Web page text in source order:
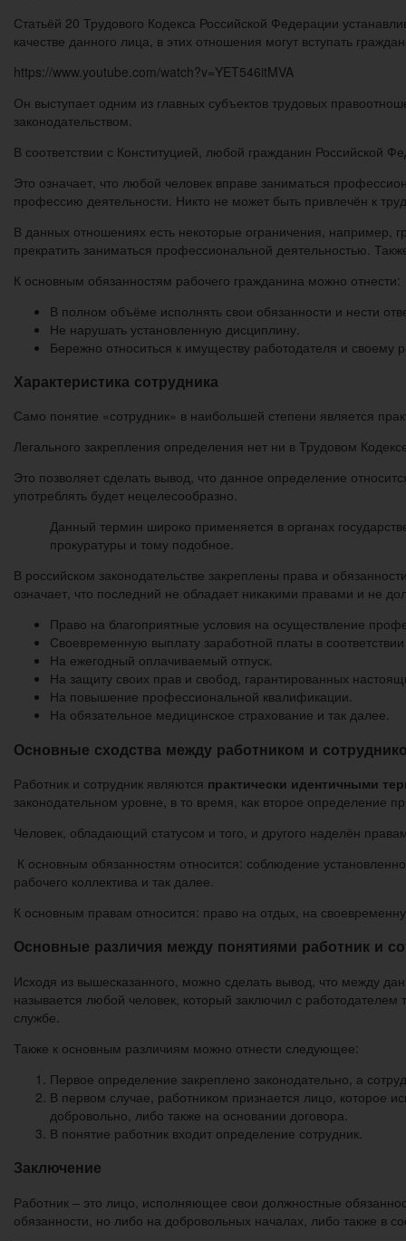
Статьёй 20 Трудового Кодекса Российской Федерации
качестве данного лица, в этих отношения могут вступать
https://www.youtube.com/watch?v=YET546itMVA
Он выступает одним из главных субъектов трудовых
законодательством.
В соответствии с Конституцией, любой гражданин Российской
Это означает, что любой человек вправе заниматься
профессию деятельности. Никто не может быть привлечён к
В данных отношениях есть некоторые ограничения, например,
прекратить заниматься профессиональной деятельностью.
К основным обязанностям рабочего гражданина можно отнести:
В полном объёме исполнять свои обязанности и нести
Не нарушать установленную дисциплину.
Бережно относиться к имуществу работодателя и своему
Характеристика сотрудника
Само понятие «сотрудник» в наибольшей степени является
Легального закрепления определения нет ни в Трудовом
Это позволяет сделать вывод, что данное определение
употреблять будет нецелесообразно.
Данный термин широко применяется в органах
прокуратуры и тому подобное.
В российском законодательстве закреплены права и
означает, что последний не обладает никакими правами и не
Право на благоприятные условия на осуществление
Своевременную выплату заработной платы в
На ежегодный оплачиваемый отпуск.
На защиту своих прав и свобод, гарантированных
На повышение профессиональной квалификации.
На обязательное медицинское страхование и так далее.
Основные сходства между работником и
Работник и сотрудник являются практически идентичными
законодательном уровне, в то время, как второе определение
Человек, обладающий статусом и того, и другого наделён
К основным обязанностям относится: соблюдение
рабочего коллектива и так далее.
К основным правам относится: право на отдых, на
Основные различия между понятиями работник и
Исходя из вышесказанного, можно сделать вывод, что между
называется любой человек, который заключил с
службе.
Также к основным различиям можно отнести следующее:
Первое определение закреплено законодательно, а
В первом случае, работником признается лицо, которое
добровольно, либо также на основании договора.
В понятие работник входит определение сотрудник.
Заключение
Работник – это лицо, исполняющее свои должностные
обязанности, но либо на добровольных началах, либо также в